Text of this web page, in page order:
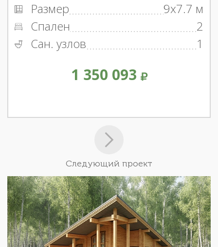
Размер
9x7.7 м
Спален
2
Сан. узлов
1
1 350 093
Следующий проект